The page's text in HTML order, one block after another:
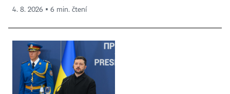
4. 8. 2026 ▪ 6 min. čtení